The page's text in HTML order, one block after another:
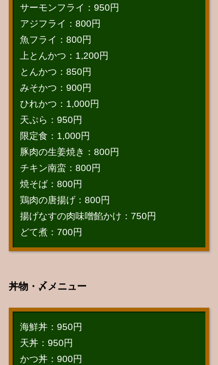
サーモンフライ：950円
アジフライ：800円
魚フライ：800円
上とんかつ：1,200円
とんかつ：850円
みそかつ：900円
ひれかつ：1,000円
天ぷら：950円
限定食：1,000円
豚肉の生姜焼き：800円
チキン南蛮：800円
焼そば：800円
鶏肉の唐揚げ：800円
揚げなすの肉味噌餡かけ：750円
どて煮：700円
丼物・〆メニュー
海鮮丼：950円
天丼：950円
かつ丼：900円